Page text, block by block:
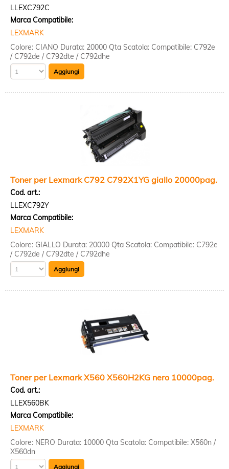
LLEXC792C
Marca Compatibile:
LEXMARK
Colore: CIANO Durata: 20000 Qta Scatola: Compatibile: C792e
/ C792de / C792dte / C792dhe
Toner per Lexmark C792 C792X1YG giallo 20000pag.
Cod. art.:
LLEXC792Y
Marca Compatibile:
LEXMARK
Colore: GIALLO Durata: 20000 Qta Scatola: Compatibile: C792e
/ C792de / C792dte / C792dhe
Toner per Lexmark X560 X560H2KG nero 10000pag.
Cod. art.:
LLEX560BK
Marca Compatibile:
LEXMARK
Colore: NERO Durata: 10000 Qta Scatola: Compatibile: X560n /
X560dn